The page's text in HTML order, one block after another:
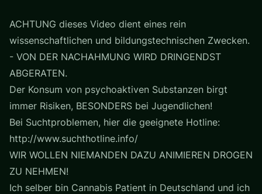
ACHTUNG dieses Video dient eines rein
wissenschaftlichen und bildungstechnischen Zwecken.
- VON DER NACHAHMUNG WIRD DRINGENDST
ABGERATEN.
Der Konsum von psychoaktiven Substanzen birgt
immer Risiken, BESONDERS bei Jugendlichen!
Bei Suchtproblemen, hier die geeignete Hotline:
http://www.suchthotline.info/
WIR WOLLEN NIEMANDEN DAZU ANIMIEREN DROGEN
ZU NEHMEN!
Ich selber bin Cannabis Patient in Deutschland und ich